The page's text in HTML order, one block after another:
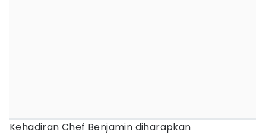
Kehadiran Chef Benjamin diharapkan